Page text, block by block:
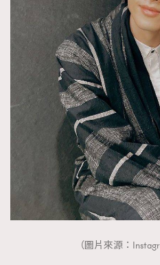
（圖片來源：